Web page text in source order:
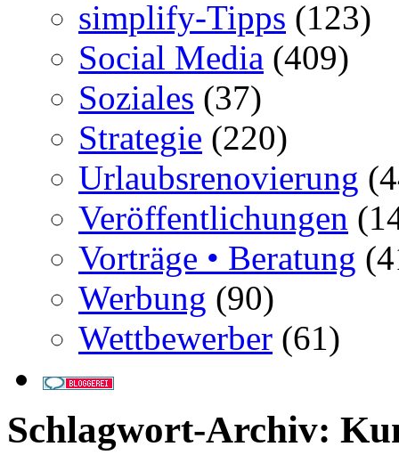
simplify-Tipps (123)
Social Media (409)
Soziales (37)
Strategie (220)
Urlaubsrenovierung
Veröffentlichungen
Vorträge • Beratung
Werbung (90)
Wettbewerber (61)
Schlagwort-Archiv: